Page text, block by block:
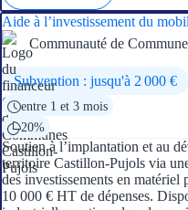
Aide à l’investissement du
Communauté de
Subvention : jusqu'à 2 000 €
entre 1 et 3 mois
20%
Soutien à l’implantation et au
territoire Castillon-Pujols via
des investissements en
10 000 € HT de dépenses.